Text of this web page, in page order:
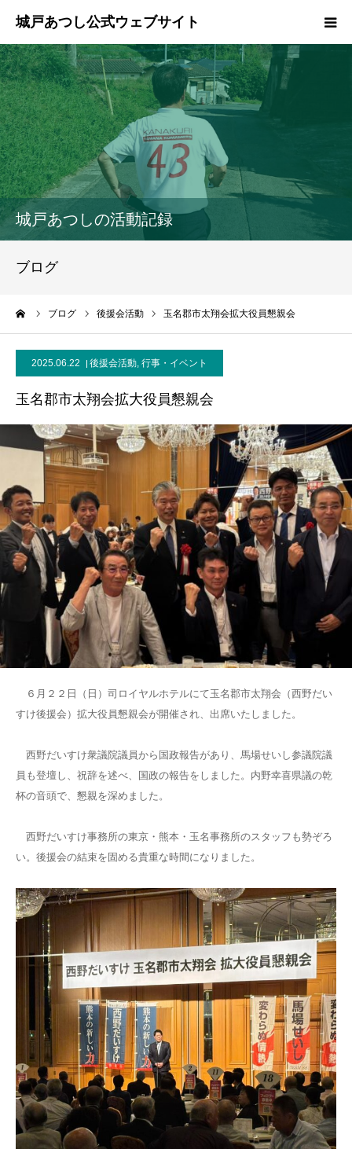
城戸あつしの活動記録
ブログ
ブログ 後援会活動 玉名郡市太翔会拡大役員懇親会
2025.06.22 後援会活動, 行事・イベント
玉名郡市太翔会拡大役員懇親会
６月２２日（日）司ロイヤルホテルにて玉名郡市太翔会（西野だい
すけ後援会）拡大役員懇親会が開催され、出席いたしました。
西野だいすけ衆議院議員から国政報告があり、馬場せいし参議院議
員も登壇し、祝辞を述べ、国政の報告をしました。内野幸喜県議の乾
杯の音頭で、懇親を深めました。
西野だいすけ事務所の東京・熊本・玉名事務所のスタッフも勢ぞろ
い。後援会の結束を固める貴重な時間になりました。
ホーム
ご挨拶
プロフィール
政策
ブログ
事務所案内